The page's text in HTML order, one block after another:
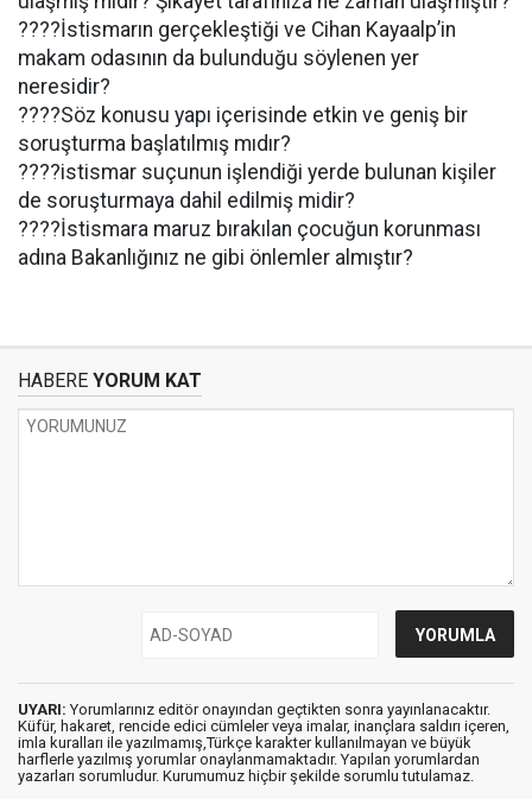
????İstismarın gerçekleştiği ve Cihan Kayaalp’in
makam odasının da bulunduğu söylenen yer
neresidir?
????Söz konusu yapı içerisinde etkin ve geniş bir
soruşturma başlatılmış mıdır?
????istismar suçunun işlendiği yerde bulunan kişiler
de soruşturmaya dahil edilmiş midir?
????İstismara maruz bırakılan çocuğun korunması
adına Bakanlığınız ne gibi önlemler almıştır?
HABERE YORUM KAT
UYARI: Yorumlarınız editör onayından geçtikten sonra yayınlanacaktır.
Küfür, hakaret, rencide edici cümleler veya imalar, inançlara saldırı içeren,
imla kuralları ile yazılmamış,Türkçe karakter kullanılmayan ve büyük
harflerle yazılmış yorumlar onaylanmamaktadır. Yapılan yorumlardan
yazarları sorumludur. Kurumumuz hiçbir şekilde sorumlu tutulamaz.